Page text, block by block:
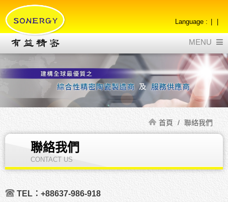
MENU
首頁 / 聯絡我們
聯絡我們
CONTACT US
TEL：+88637-986-918